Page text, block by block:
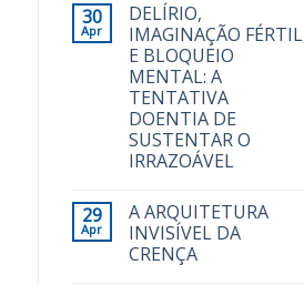
30
Apr
DELÍRIO,
IMAGINAÇÃO FÉRTIL
E BLOQUEIO
MENTAL: A
TENTATIVA
DOENTIA DE
SUSTENTAR O
IRRAZOÁVEL
29
Apr
A ARQUITETURA
INVISÍVEL DA
CRENÇA